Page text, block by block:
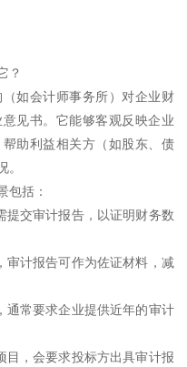
？
如会计师事务所）对企业财
见书。它能够客观反映企业
助利益相关方（如股东、债
。
包括：
提交审计报告，以证明财务数
审计报告可作为佐证材料，减
通常要求企业提供近年的审计
目，会要求投标方出具审计报